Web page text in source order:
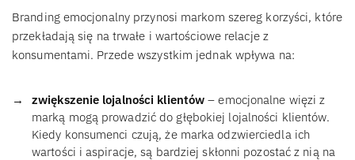
Branding emocjonalny przynosi markom szereg korzyści, które
przekładają się na trwałe i wartościowe relacje z
konsumentami. Przede wszystkim jednak wpływa na:
zwiększenie lojalności klientów – emocjonalne więzi z
marką mogą prowadzić do głębokiej lojalności klientów.
Kiedy konsumenci czują, że marka odzwierciedla ich
wartości i aspiracje, są bardziej skłonni pozostać z nią na